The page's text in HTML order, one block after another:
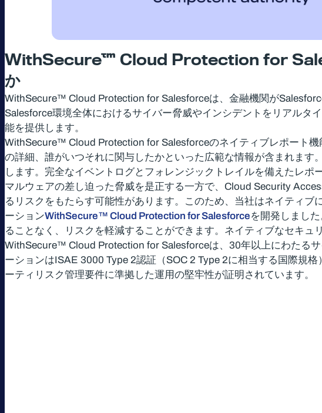
WithSecure™ Cloud Protection for
か
WithSecure™ Cloud Protection for Salesforceは、金融機関が
Salesforce環境全体におけるサイバー脅威やインシデントをリアルタ
能を提供します。
WithSecure™ Cloud Protection for Salesforceのネイティブレポート
の詳細、誰がいつそれに関与したかといった広範な情報が含まれま
します。完全なイベントログとフォレンジックトレイルを備えたレ
マルウェアの差し迫った脅威を是正する一方で、Cloud Security
るリスクをもたらす可能性があります。このため、当社はネイティ
ーションWithSecure™ Cloud Protection for Salesforceを開発しまし
ることなく、リスクを軽減することができます。ネイティブなセキュ
WithSecure™ Cloud Protection for Salesforceは、30年以上にわたる
ーションはISAE 3000 Type 2認証（SOC 2 Type 2に相当する国際規
ーティリスク管理要件に準拠した運用の堅牢性が証明されています。